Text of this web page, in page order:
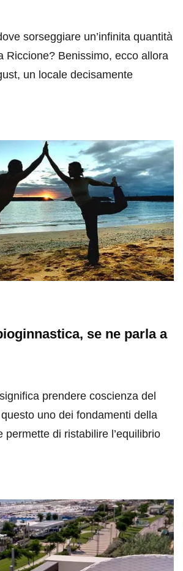
sorseggiare un’infinita quantità
Riccione? Benissimo, ecco allora
un locale decisamente
se ne parla a
prendere coscienza del
questo uno dei fondamenti della
permette di ristabilire l’equilibrio